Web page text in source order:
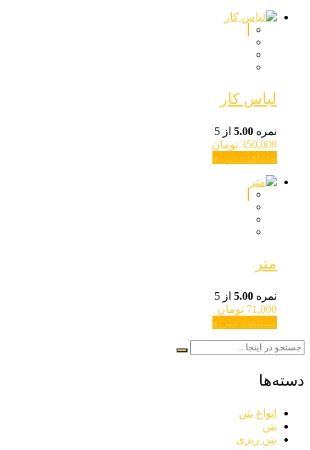
لباس کار
نمره 5.00 از 5
350,000 تومان
مشاهده سریع
متر
نمره 5.00 از 5
71,000 تومان
مشاهده سریع
دسته‌ها
انواع بتن
بتن
بتن ریزی